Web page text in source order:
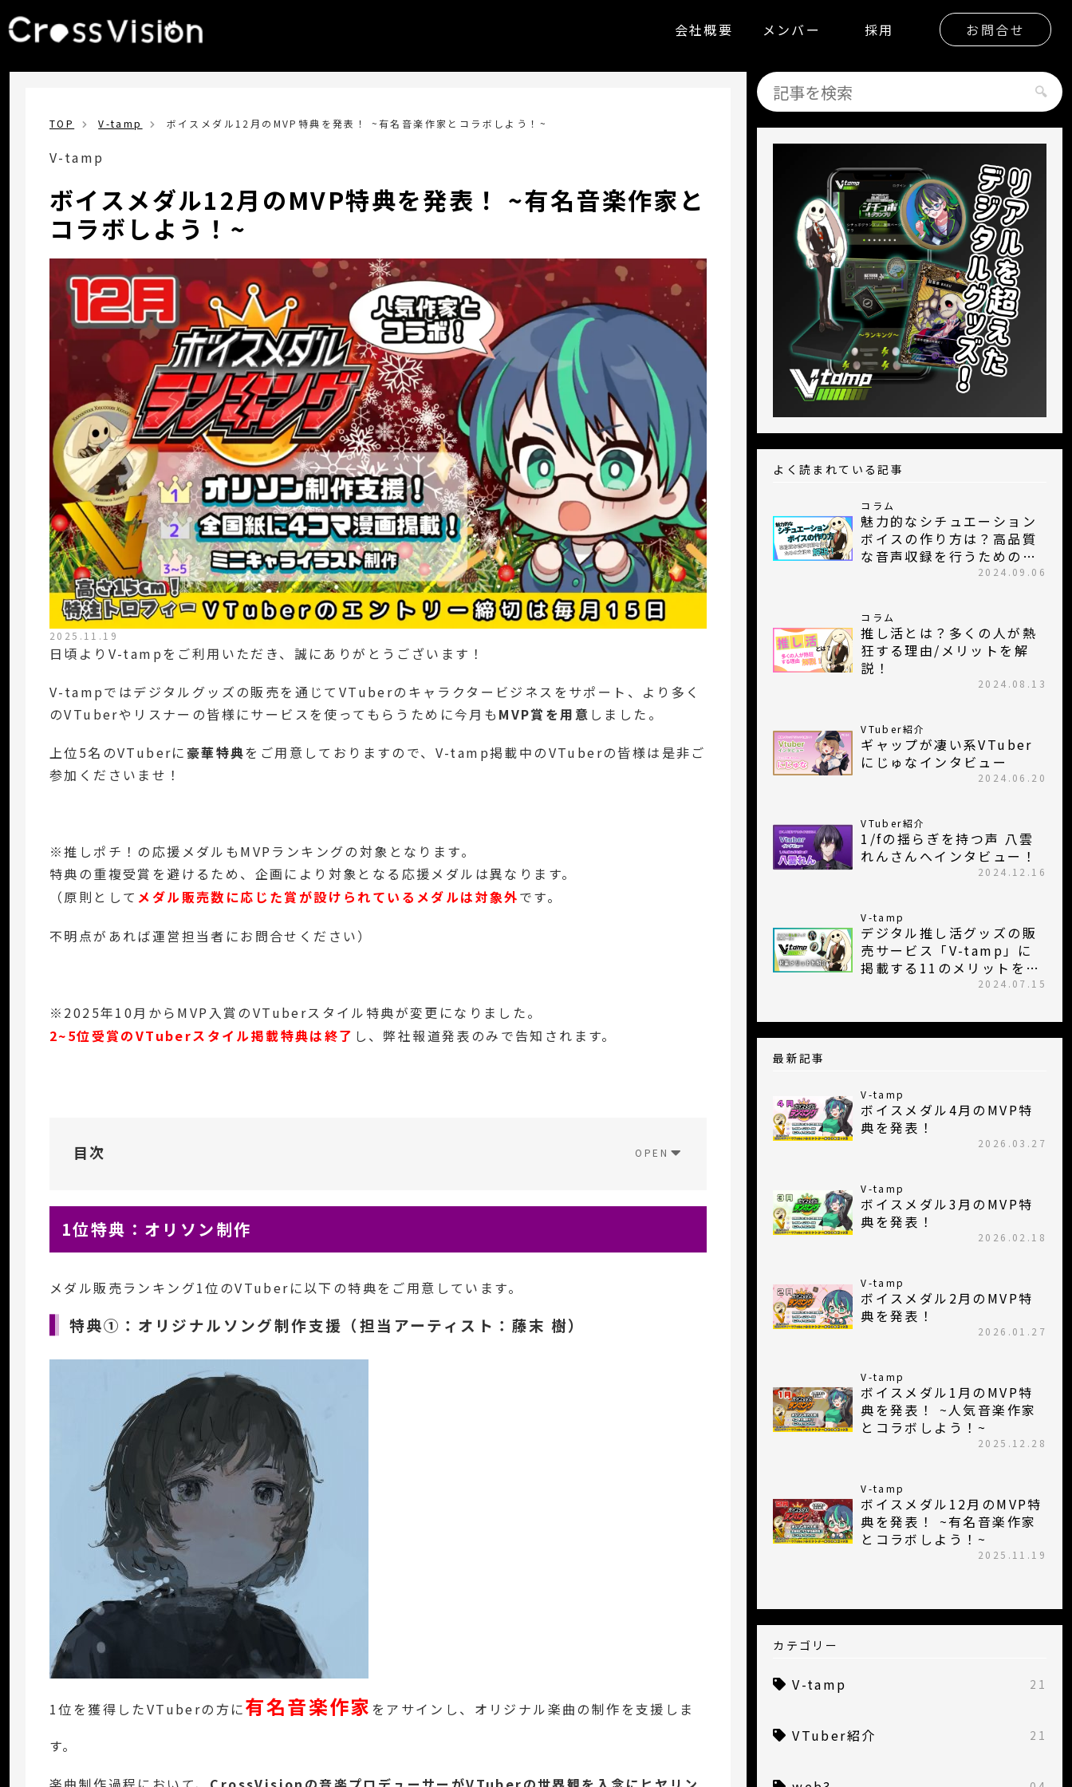
会社概要 メンバー 採用 お問合せ
TOP V-tamp ボイスメダル12月のMVP特典を発表！ ~有名音楽作家とコラボしよう！~
V-tamp
ボイスメダル12月のMVP特典を発表！ ~有名音楽作家と
コラボしよう！~
2025.11.19
日頃よりV-tampをご利用いただき、誠にありがとうございます！
V-tampではデジタルグッズの販売を通じてVTuberのキャラクタービジネスをサポート、より多く
のVTuberやリスナーの皆様にサービスを使ってもらうために今月も MVP賞を用意 しました。
上位5名のVTuberに 豪華特典をご用意しておりますので、V-tamp掲載中のVTuberの皆様は是非ご
参加くださいませ！
※推しポチ！の応援メダルもMVPランキングの対象となります。
特典の重複受賞を避けるため、企画により対象となる応援メダルは異なります。
（原則として メダル販売数に応じた賞が設けられているメダルは対象外です。
不明点があれば運営担当者にお問合せください）
※2025年10月からMVP入賞のVTuberスタイル特典が変更になりました。
2~5位受賞のVTuberスタイル掲載特典は終了 し、弊社報道発表のみで告知されます。
目次
1位特典：オリソン制作
メダル販売ランキング1位のVTuberに以下の特典をご用意しています。
特典①：オリジナルソング制作支援（担当アーティスト：藤末 樹）
1位を獲得したVTuberの方に有名音楽作家 をアサインし、オリジナル楽曲の制作を支援しま
す。
よく読まれている記事
コラム
魅力的なシチュエーション
ボイスの作り方は？高品質
な音声収録を行うための方
2024.09.06
コラム
推し活とは？多くの人が熱
狂する理由/メリットを解
説！
2024.08.13
VTuber紹介
ギャップが凄い系VTuber
にじゅなインタビュー
2024.06.20
VTuber紹介
1/fの揺らぎを持つ声 八雲
れんさんへインタビュー！
2024.12.16
V-tamp
デジタル推し活グッズの販
売サービス「V-tamp」に
掲載する11のメリットを解
2024.07.15
最新記事
V-tamp
ボイスメダル4月のMVP特
典を発表！
2026.03.27
V-tamp
ボイスメダル3月のMVP特
典を発表！
2026.02.18
V-tamp
ボイスメダル2月のMVP特
典を発表！
2026.01.27
V-tamp
ボイスメダル1月のMVP特
典を発表！ ~人気音楽作家
とコラボしよう！~
2025.12.28
V-tamp
ボイスメダル12月のMVP特
典を発表！ ~有名音楽作家
とコラボしよう！~
2025.11.19
カテゴリー
V-tamp 21
VTuber紹介 21